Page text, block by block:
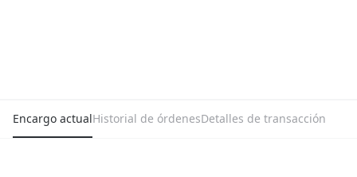
Encargo actualHistorial de órdenesDetalles de transacción